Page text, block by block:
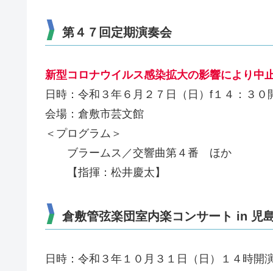
第４７回定期演奏会
新型コロナウイルス感染拡大の影響により中
日時：令和３年６月２７日（日）f１４：３０
会場：倉敷市芸文館
＜プログラム＞
ブラームス／交響曲第４番 ほか
【指揮：松井慶太】
倉敷管弦楽団室内楽コンサート in 児
日時：令和３年１０月３１日（日）１４時開